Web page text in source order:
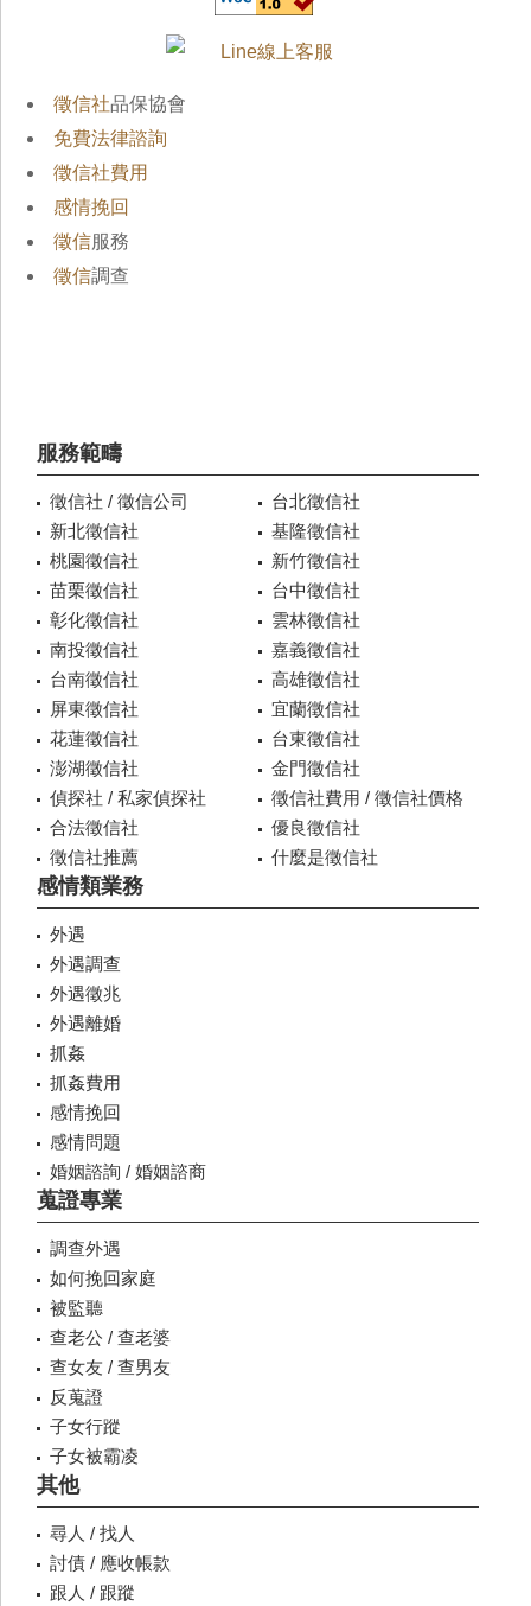
徵信社品保協會
免費法律諮詢
徵信社費用
感情挽回
徵信服務
徵信調查
服務範疇
徵信社 / 徵信公司
台北徵信社
新北徵信社
基隆徵信社
桃園徵信社
新竹徵信社
苗栗徵信社
台中徵信社
彰化徵信社
雲林徵信社
南投徵信社
嘉義徵信社
台南徵信社
高雄徵信社
屏東徵信社
宜蘭徵信社
花蓮徵信社
台東徵信社
澎湖徵信社
金門徵信社
偵探社 / 私家偵探社
徵信社費用 / 徵信社價格
合法徵信社
優良徵信社
徵信社推薦
什麼是徵信社
感情類業務
外遇
外遇調查
外遇徵兆
外遇離婚
抓姦
抓姦費用
感情挽回
感情問題
婚姻諮詢 / 婚姻諮商
蒐證專業
調查外遇
如何挽回家庭
被監聽
查老公 / 查老婆
查女友 / 查男友
反蒐證
子女行蹤
子女被霸凌
其他
尋人 / 找人
討債 / 應收帳款
跟人 / 跟蹤